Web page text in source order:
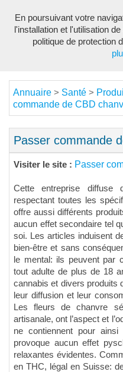
Annuaire > Santé >
commande de CBD
Passer commande
Visiter le site : Passer
Cette entreprise diffuse
respectant toutes les
offre aussi différents
aucun effet secondaire tel
soi. Les articles induisent
bien-être et sans
le mental: ils peuvent par
tout adulte de plus de 18
cannabis et divers produits
leur diffusion et leur
Les fleurs de chanvre
artisanale, ont l’aspect et
ne contiennent pour
provoque aucun effet
relaxantes évidentes.
en THC, légal en Suisse:
En poursuivant votre
l'installation et l'utilisation
politique de protection